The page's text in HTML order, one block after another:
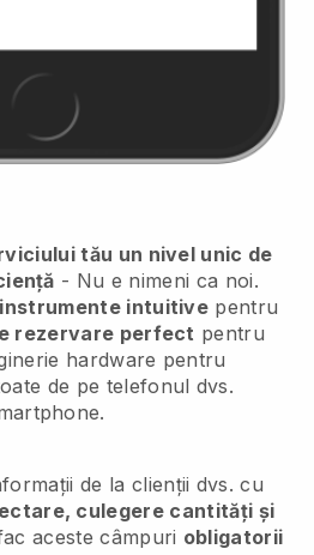
tău un nivel unic de
- Nu e nimeni ca noi.
instrumente intuitive pentru
rezervare perfect pentru
hardware pentru
de pe telefonul dvs.
de la clienții dvs. cu
culegere cantități și
aceste câmpuri obligatorii